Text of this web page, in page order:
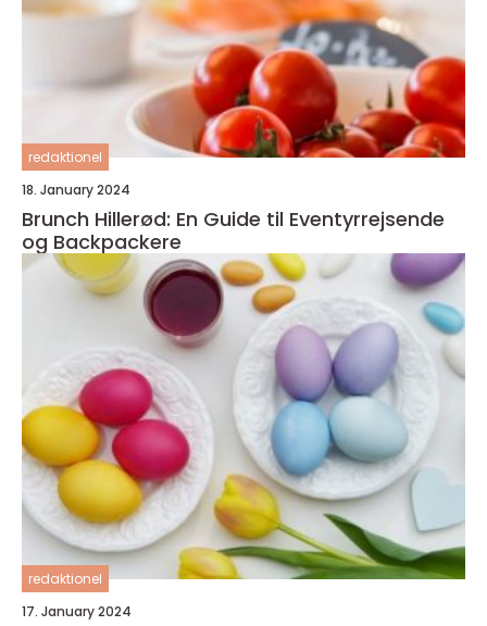
redaktionel
18. January 2024
Brunch Hillerød: En Guide til Eventyrrejsende
og Backpackere
redaktionel
17. January 2024